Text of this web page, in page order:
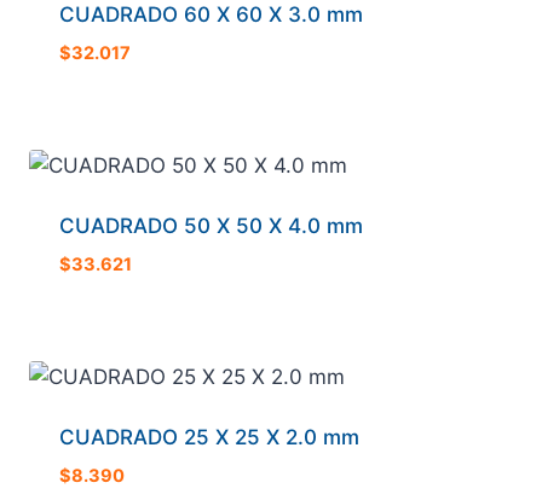
CUADRADO 60 X 60 X 3.0 mm
$32.017
CUADRADO 50 X 50 X 4.0 mm
$33.621
CUADRADO 25 X 25 X 2.0 mm
$8.390